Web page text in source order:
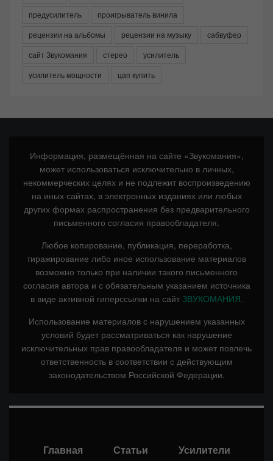
предусилитель
проигрыватель винила
рецензии на альбомы
рецензии на музыку
сабвуфер
сайт Звукомания
стерео
усилитель
усилитель мощности
цап купить
Информация, размещённая на сайте «Звукомания»,
может использоваться исключительно в личных,
некоммерческих целях и не подлежит воспроизведению
на иных сайтах, в электронных изданиях или любых
других формах распространения без предварительного
письменного согласия правообладателя.
Любое копирование, публикация, переработка,
тиражирование либо иное использование материалов
возможно только при наличии такого письменного
согласия автора и с обязательным указанием источника
в виде активной гиперссылки на сайт ЗВУКОМАНИЯ.
Использование материалов с нарушением указанных
условий будет рассматриваться как нарушение
исключительных прав правообладателя и может повлечь
ответственность в соответствии с действующим
законодательством Российской Федерации.
Главная Статьи Усилители